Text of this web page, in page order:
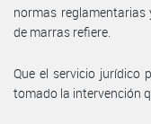
normas
de marras refiere.
Que el servicio jurídico
tomado la intervención